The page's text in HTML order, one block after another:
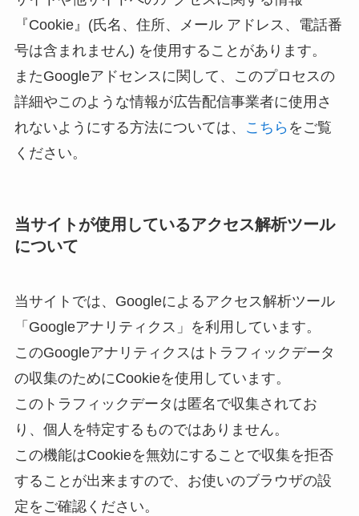
『Cookie』(氏名、住所、メール アドレス、電話番
号は含まれません) を使用することがあります。
またGoogleアドセンスに関して、このプロセスの
詳細やこのような情報が広告配信事業者に使用さ
れないようにする方法については、
こちら をご覧
ください。
当サイトが使用しているアクセス解析ツール
について
当サイトでは、Googleによるアクセス解析ツール
「Googleアナリティクス」を利用しています。
このGoogleアナリティクスはトラフィックデータ
の収集のためにCookieを使用しています。
このトラフィックデータは匿名で収集されてお
り、個人を特定するものではありません。
この機能はCookieを無効にすることで収集を拒否
することが出来ますので、お使いのブラウザの設
定をご確認ください。